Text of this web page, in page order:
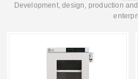
Development, design, production